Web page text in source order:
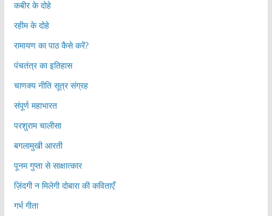
कबीर के दोहे
रहीम के दोहे
रामायण का पाठ कैसे करें?
पंचतंत्र का इतिहास
चाणक्य नीति सूत्र संग्रह
संपूर्ण महाभारत
परशुराम चालीसा
बगलामुखी आरती
पूनम गुप्ता से साक्षात्कार
ज़िंदगी न मिलेगी दोबारा की कविताएँ
गर्भ गीता